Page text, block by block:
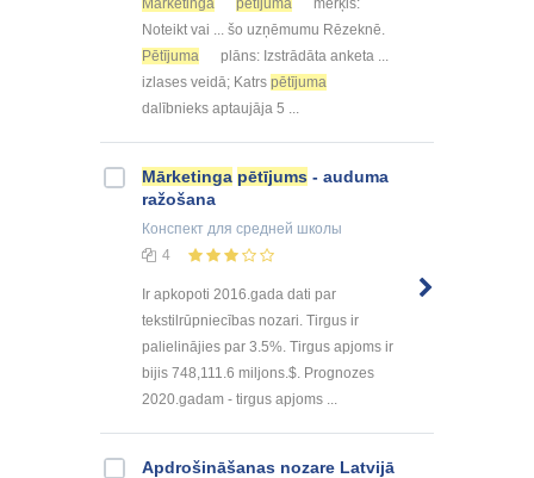
Mārketinga pētījuma
mērķis:
Noteikt vai ... šo uzņēmumu Rēzeknē.
Pētījuma
plāns: Izstrādāta anketa ...
izlases veidā; Katrs pētījuma
dalībnieks aptaujāja 5 ...
Mārketinga pētījums - auduma
ražošana
Конспект для средней школы
4
Ir apkopoti 2016.gada dati par
tekstilrūpniecības nozari. Tirgus ir
palielinājies par 3.5%. Tirgus apjoms ir
bijis 748,111.6 miljons.$. Prognozes
2020.gadam - tirgus apjoms ...
Apdrošināšanas nozare Latvijā